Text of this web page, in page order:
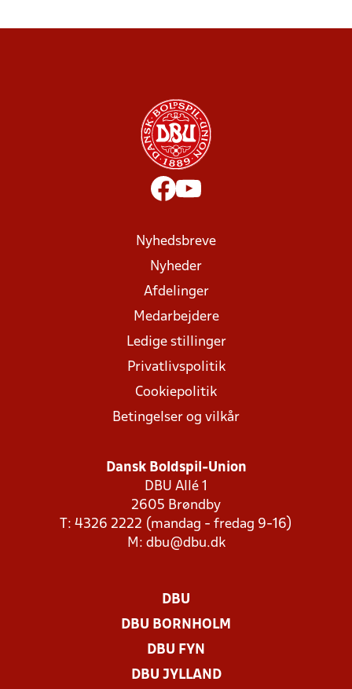
Nyhedsbreve
Nyheder
Afdelinger
Medarbejdere
Ledige stillinger
Privatlivspolitik
Cookiepolitik
Betingelser og vilkår
Dansk Boldspil-Union
DBU Allé 1
2605 Brøndby
T: 4326 2222 (mandag - fredag 9-16)
M: dbu@dbu.dk
DBU
DBU BORNHOLM
DBU FYN
DBU JYLLAND